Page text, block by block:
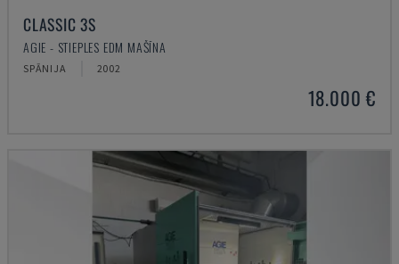
CLASSIC 3S
AGIE - STIEPLES EDM MAŠĪNA
SPĀNIJA 2002
18.000 €